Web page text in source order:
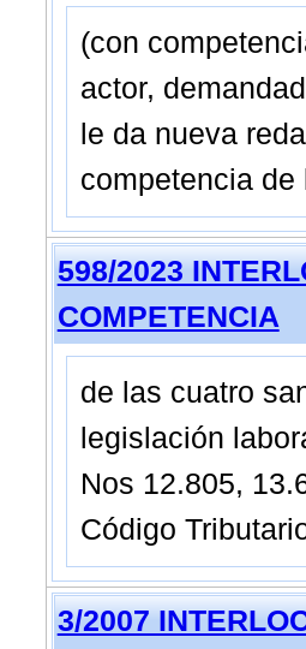
(con
actor,
le da nueva
competencia
598/2023
COMPETENCIA
de las cuatro
legislación
Nos 12.805,
Código
3/2007